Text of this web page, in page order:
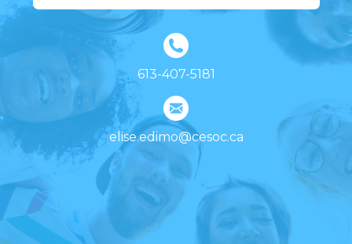
613-407-5181
elise.edimo@cesoc.ca